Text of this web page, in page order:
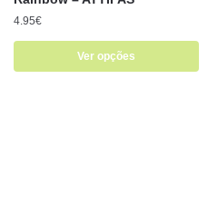
4.95€
Ver opções